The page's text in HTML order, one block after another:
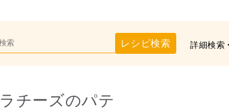
レシピ検索 詳細検索
チーズのパテ